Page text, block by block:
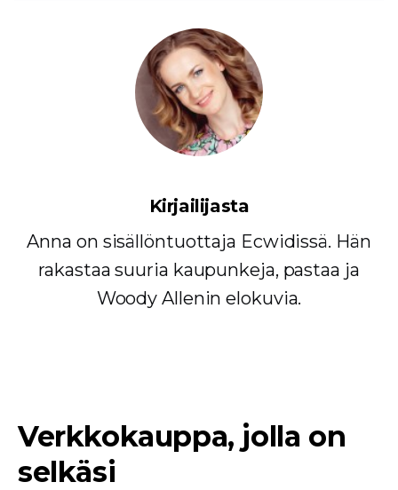
Kirjailijasta
Anna on sisällöntuottaja Ecwidissä. Hän
rakastaa suuria kaupunkeja, pastaa ja
Woody Allenin elokuvia.
Verkkokauppa, jolla on
selkäsi